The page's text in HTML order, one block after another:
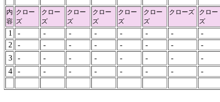
内
容
クロー
ズ
クロー
ズ
クロー
ズ
クロー
ズ
クロー
ズ
クロー
ズ
クローズ
クロー
ズ
1 - - - - - - -
-
2
- - - - - - -
-
3
- - - - - - -
-
4
- - - - - - - -